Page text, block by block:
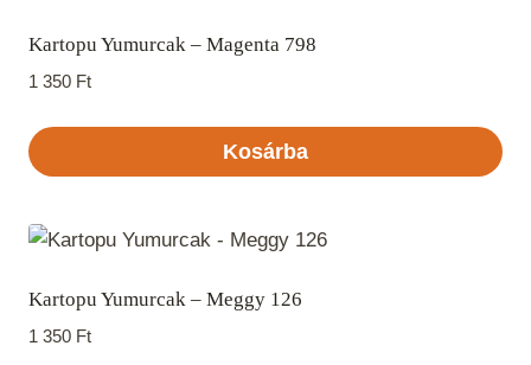
Kartopu Yumurcak – Magenta 798
1 350 Ft
Kosárba
Kartopu Yumurcak – Meggy 126
1 350 Ft